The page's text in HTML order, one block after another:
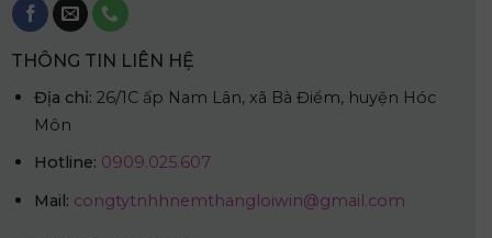
THÔNG TIN LIÊN HỆ
Địa chỉ: 26/1C ấp Nam Lân, xã Bà Điểm, huyện Hóc
Môn
Hotline: 0909.025.607
Mail: congtytnhhnemthangloiwin@gmail.com